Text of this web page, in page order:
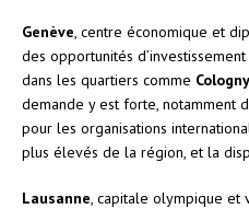
Genève , centre économique et
des opportunités
dans les quartiers comme Cologny
demande y est forte, notamment
pour les organisations
plus élevés de la région, et la
Lausanne , capitale olympique